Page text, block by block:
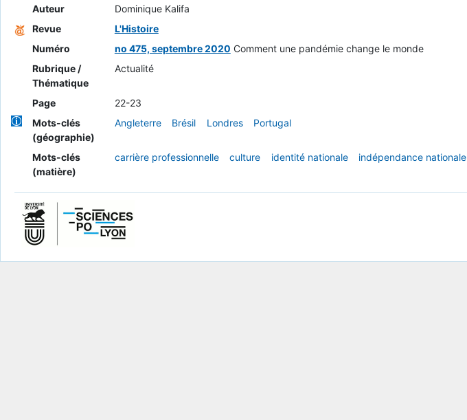
Auteur
Dominique Kalifa
Revue
L'Histoire
Numéro
no 475, septembre 2020 Comment une pandémie change le monde
Rubrique /
Thématique
Actualité
Page
22-23
Mots-clés
(géographie)
Angleterre Brésil Londres Portugal
Mots-clés
(matière)
carrière professionnelle culture identité nationale indépendance nationale